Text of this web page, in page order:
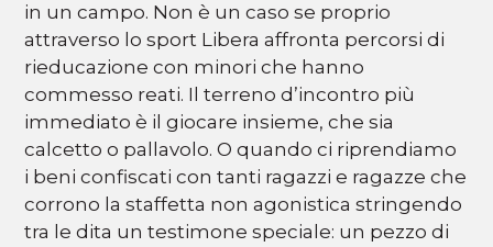
in un campo. Non è un caso se proprio
attraverso lo sport Libera affronta percorsi di
rieducazione con minori che hanno
commesso reati. Il terreno d’incontro più
immediato è il giocare insieme, che sia
calcetto o pallavolo. O quando ci riprendiamo
i beni confiscati con tanti ragazzi e ragazze che
corrono la staffetta non agonistica stringendo
tra le dita un testimone speciale: un pezzo di